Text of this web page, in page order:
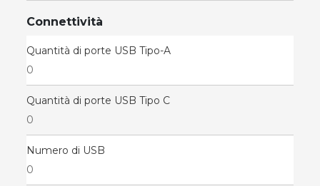
Connettività
Quantità di porte USB Tipo-A
0
Quantità di porte USB Tipo C
0
Numero di USB
0